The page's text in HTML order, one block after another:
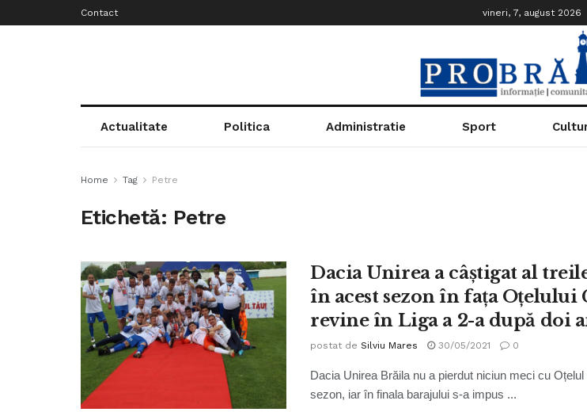
Contact vineri, 7, august 2026
Actualitate Politica Administratie Sport
Home Tag Petre
Etichetă: Petre
Dacia Unirea a câștigat al
în acest sezon în fața Oțelului
revine în Liga a 2-a după doi
postat de Silviu Mares 30/05/2021 0
Dacia Unirea Brăila nu a pierdut niciun meci cu
sezon, iar în finala barajului s-a impus ...